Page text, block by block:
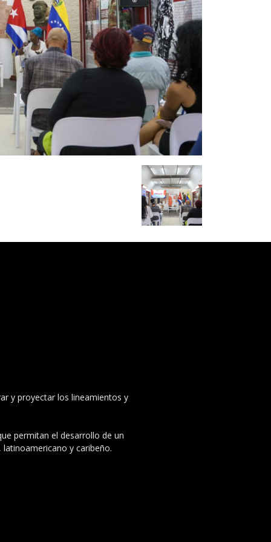
y proyectar los lineamientos y
permitan el desarrollo de un
y caribeño.